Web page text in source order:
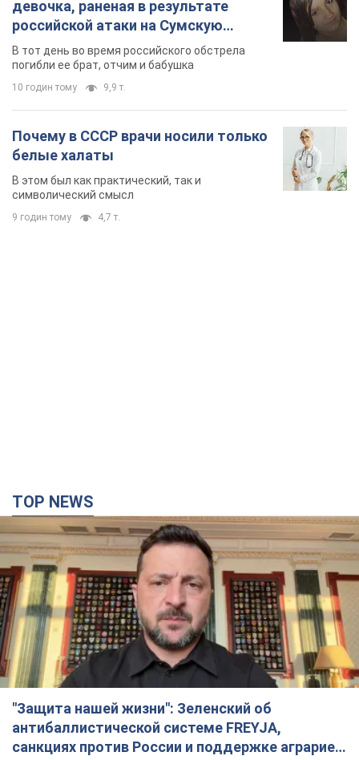
девочка, раненая в результате
российской атаки на Сумскую
область. Фото
В тот день во время российского обстрела
погибли ее брат, отчим и бабушка
10 годин тому 9,9 т.
Почему в СССР врачи носили только
белые халаты
В этом был как практический, так и
символический смысл
9 годин тому 4,7 т.
TOP NEWS
"Защита нашей жизни": Зеленский об
антибаллистической системе FREYJA,
санкциях против России и поддержке аграриев.